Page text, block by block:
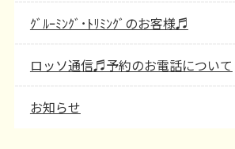
ｸﾞﾙｰﾐﾝｸﾞ･ﾄﾘﾐﾝｸﾞのお客様♬
ロッソ通信♬予約のお電話について
お知らせ